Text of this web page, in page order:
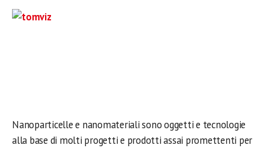
Nanoparticelle e nanomateriali sono oggetti e tecnologie
alla base di molti progetti e prodotti assai promettenti per